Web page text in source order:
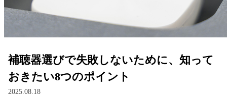
レンズ
サングラス
補聴器
補聴器選びで失敗しないために、知って
おきたい8つのポイント
2025.08.18